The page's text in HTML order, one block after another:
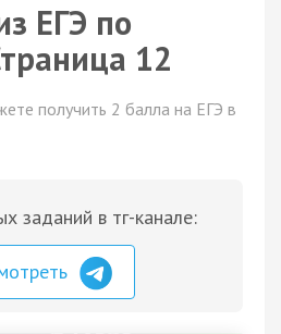
ЕГЭ по
12
получить 2 балла на ЕГЭ в
заданий в тг-канале: